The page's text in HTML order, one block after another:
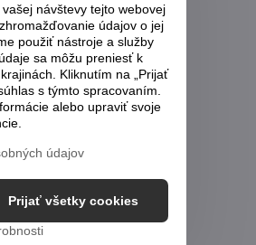
návštevy tejto webovej
údajov o jej
použiť nástroje a služby
sa môžu preniesť k
Kliknutím na „Prijať
s týmto spracovaním.
alebo upraviť svoje
údajov
Prijať všetky cookies